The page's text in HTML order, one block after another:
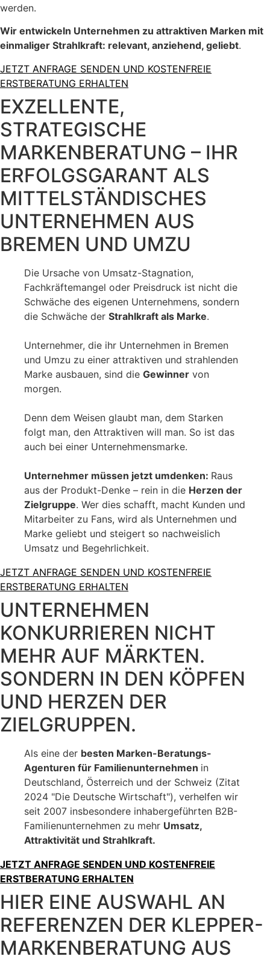
werden.
Wir entwickeln Unternehmen zu attraktiven Marken mit
einmaliger Strahlkraft: relevant, anziehend, geliebt.
JETZT ANFRAGE SENDEN UND KOSTENFREIE
ERSTBERATUNG ERHALTEN
EXZELLENTE,
STRATEGISCHE
MARKENBERATUNG – IHR
ERFOLGSGARANT ALS
MITTELSTÄNDISCHES
UNTERNEHMEN AUS
BREMEN UND UMZU
Die Ursache von Umsatz-Stagnation,
Fachkräftemangel oder Preisdruck ist nicht die
Schwäche des eigenen Unternehmens, sondern
die Schwäche der Strahlkraft als Marke.
Unternehmer, die ihr Unternehmen in Bremen
und Umzu zu einer attraktiven und strahlenden
Marke ausbauen, sind die Gewinner von
morgen.
Denn dem Weisen glaubt man, dem Starken
folgt man, den Attraktiven will man. So ist das
auch bei einer Unternehmensmarke.
Unternehmer müssen jetzt umdenken: Raus
aus der Produkt-Denke – rein in die Herzen der
Zielgruppe. Wer dies schafft, macht Kunden und
Mitarbeiter zu Fans, wird als Unternehmen und
Marke geliebt und steigert so nachweislich
Umsatz und Begehrlichkeit.
JETZT ANFRAGE SENDEN UND KOSTENFREIE
ERSTBERATUNG ERHALTEN
UNTERNEHMEN
KONKURRIEREN NICHT
MEHR AUF MÄRKTEN.
SONDERN IN DEN KÖPFEN
UND HERZEN DER
ZIELGRUPPEN.
Als eine der besten Marken-Beratungs-
Agenturen für Familienunternehmen in
Deutschland, Österreich und der Schweiz (Zitat
2024 "Die Deutsche Wirtschaft"), verhelfen wir
seit 2007 insbesondere inhabergeführten B2B-
Familienunternehmen zu mehr Umsatz,
Attraktivität und Strahlkraft.
JETZT ANFRAGE SENDEN UND KOSTENFREIE
ERSTBERATUNG ERHALTEN
HIER EINE AUSWAHL AN
REFERENZEN DER KLEPPER-
MARKENBERATUNG AUS